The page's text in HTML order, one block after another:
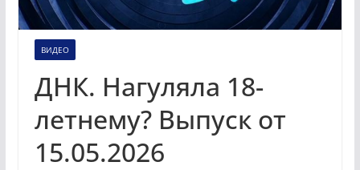
ВИДЕО
ДНК. Нагуляла 18-
летнему? Выпуск от
15.05.2026